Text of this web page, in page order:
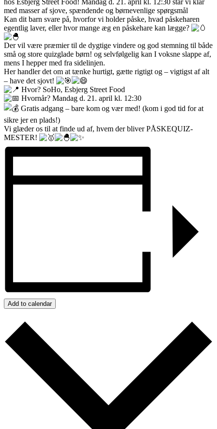
med masser af sjove, spændende og børnevenlige spørgsmål
Kan dit barn svare på, hvorfor vi holder påske, hvad påskeharen
egentlig laver, eller hvor mange æg en påskehare kan lægge?
Der vil være præmier til de dygtige vindere og god stemning til både
små og store quizglade børn! og selvfølgelig kan I voksne slappe af,
mens I hepper med fra sidelinjen.
Her handler det om at tænke hurtigt, gætte rigtigt og – vigtigst af alt
– have det sjovt!
Hvor? SoHo, Esbjerg Street Food
Hvornår? Mandag d. 21. april kl. 12:30
Gratis adgang – bare kom og vær med! (kom i god tid for at
sikre jer en plads!)
Vi glæder os til at finde ud af, hvem der bliver PÅSKEQUIZ-
MESTER!
Add to calendar